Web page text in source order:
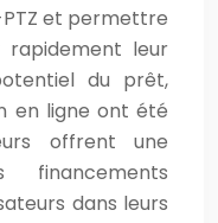
PTZ et permettre
rapidement leur
du prêt,
en ligne ont été
offrent une
financements
dans leurs